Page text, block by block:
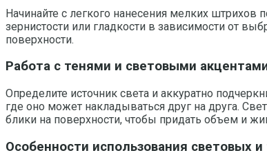
Начинайте с легкого нанесения мелких
зернистости или гладкости в зависимости от
поверхности.
Работа с тенями и световыми
Определите источник света и аккуратно
где оно может накладываться друг на друга.
блики на поверхности, чтобы придать объем и
Особенности использования световых